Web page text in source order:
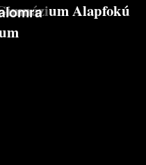
Alapfokú